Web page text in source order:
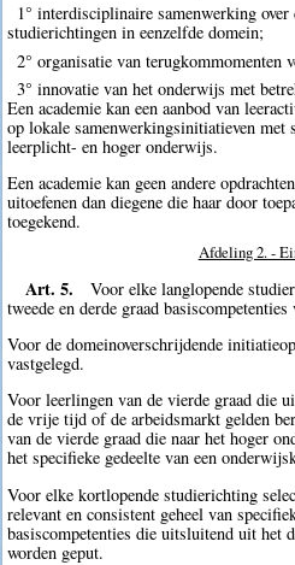
1° interdisciplinaire samenwerking over
studierichtingen in eenzelfde domein;
2° organisatie van terugkommomenten
3° innovatie van het onderwijs met
Een academie kan een aanbod van
op lokale samenwerkingsinitiatieven met
leerplicht- en hoger onderwijs.
Een academie kan geen andere
uitoefenen dan diegene die haar door
toegekend.
Afdeling 2. -
Art. 5.
Voor elke langlopende
tweede en derde graad basiscompetenties
Voor de domeinoverschrijdende
vastgelegd.
Voor leerlingen van de vierde graad die
de vrije tijd of de arbeidsmarkt gelden
van de vierde graad die naar het hoger
het specifieke gedeelte van een
Voor elke kortlopende studierichting
relevant en consistent geheel van
basiscompetenties die uitsluitend uit het
worden geput.